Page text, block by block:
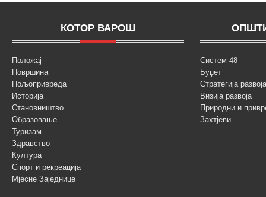
КОТОР ВАРОШ
Положај
Површина
Пољопривреда
Историја
Становништво
Образовање
Туризам
Здравство
Култура
Спорт и рекреација
Мјесне Заједнице
Систем 48
Буџет
Стратегија
Визија развоја
Природни и
Захтјеви